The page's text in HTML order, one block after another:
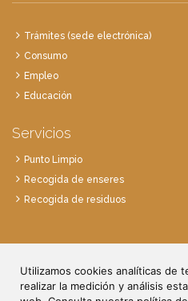
Utilizamos cookies analíticas de
realizar la medición y análisis
Trámites (sede electrónica)
Consumo
Empleo
Educación
Servicios
Punto Limpio
Recogida de enseres
Recogida de residuos
28814
Tlf. 91